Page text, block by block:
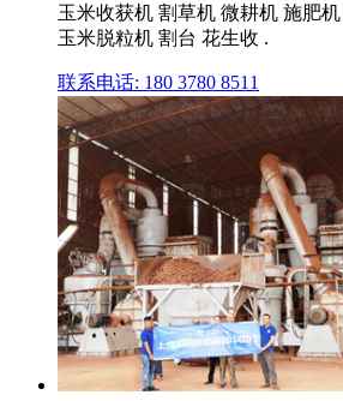
玉米收获机 割草机 微耕机 施肥
玉米脱粒机 割台 花生收 .
联系电话: 180 3780 8511